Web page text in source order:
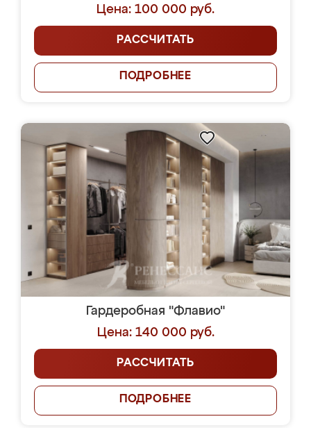
Цена: 100 000 руб.
РАССЧИТАТЬ
ПОДРОБНЕЕ
Гардеробная "Флавио"
Цена: 140 000 руб.
РАССЧИТАТЬ
ПОДРОБНЕЕ